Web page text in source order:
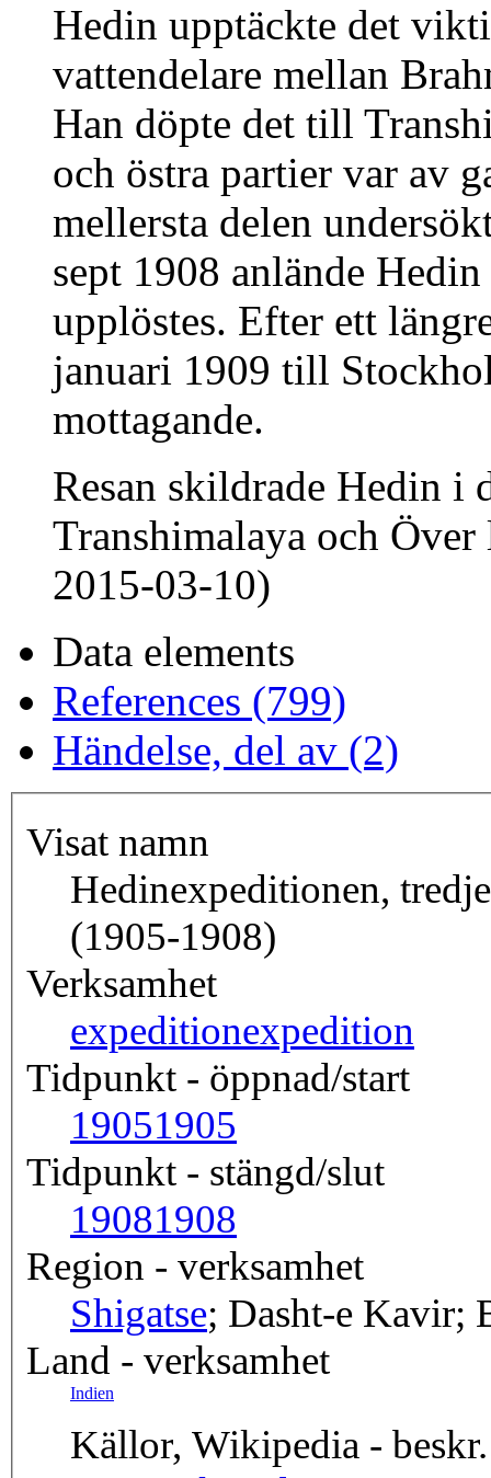
Hedin upptäckte det
vattendelare mellan
Han döpte det till
och östra partier var av
mellersta delen
sept 1908 anlände
upplöstes. Efter ett
januari 1909 till
mottagande.
Resan skildrade Hedin i
Transhimalaya och
2015-03-10)
Data elements
References (799)
Händelse, del av (2)
Visat namn
Hedinexpeditionen,
(1905-1908)
Verksamhet
expeditionexpedition
Tidpunkt - öppnad/start
19051905
Tidpunkt - stängd/slut
19081908
Region - verksamhet
Shigatse; Dasht-e Kavir;
Land - verksamhet
Indien
Källor, Wikipedia -